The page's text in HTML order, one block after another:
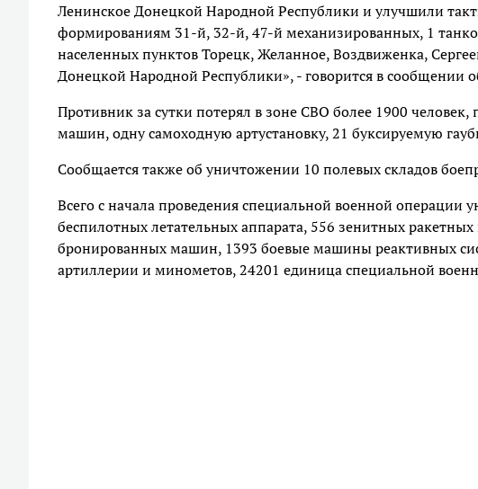
Ленинское Донецкой Народной Республики и улучшили
формированиям 31-й, 32-й, 47-й механизированных, 1
населенных пунктов Торецк, Желанное, Воздвиженка,
Донецкой Народной Республики», - говорится в сообщении
Противник за сутки потерял в зоне СВО более 1900
машин, одну самоходную артустановку, 21 буксируемую
Сообщается также об уничтожении 10 полевых складов
Всего с начала проведения специальной военной операции
беспилотных летательных аппарата, 556 зенитных
бронированных машин, 1393 боевые машины реактивных
артиллерии и минометов, 24201 единица специальной